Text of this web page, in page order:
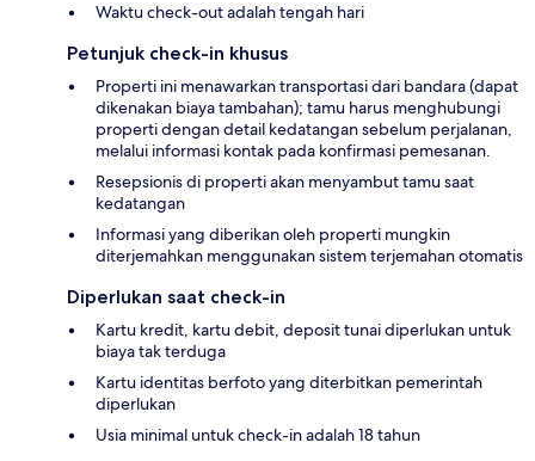
Waktu check-out adalah tengah hari
Petunjuk check-in khusus
Properti ini menawarkan transportasi dari bandara (dapat
dikenakan biaya tambahan); tamu harus menghubungi
properti dengan detail kedatangan sebelum perjalanan,
melalui informasi kontak pada konfirmasi pemesanan.
Resepsionis di properti akan menyambut tamu saat
kedatangan
Informasi yang diberikan oleh properti mungkin
diterjemahkan menggunakan sistem terjemahan otomatis
Diperlukan saat check-in
Kartu kredit, kartu debit, deposit tunai diperlukan untuk
biaya tak terduga
Kartu identitas berfoto yang diterbitkan pemerintah
diperlukan
Usia minimal untuk check-in adalah 18 tahun